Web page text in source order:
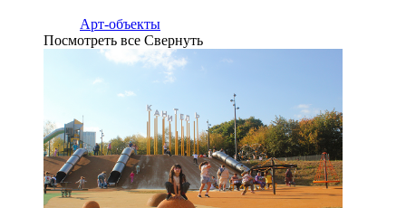
Арт-объекты
Посмотреть все Свернуть